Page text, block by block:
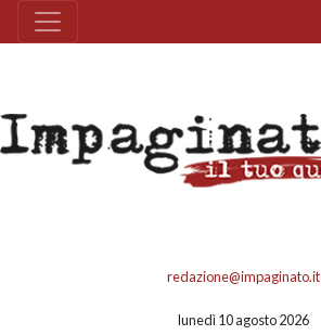
redazione@impaginato.it
lunedì 10 agosto 2026